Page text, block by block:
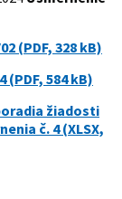
(PDF, 328 kB)
(PDF, 584 kB)
žiadosti
č. 4 (XLSX,